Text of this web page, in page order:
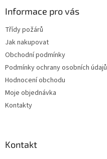
Informace pro vás
Třídy požárů
Jak nakupovat
Obchodní podmínky
Podmínky ochrany osobních údajů
Hodnocení obchodu
Moje objednávka
Kontakty
Kontakt